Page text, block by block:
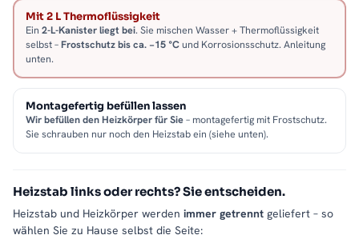
Mit 2 L Thermoflüssigkeit
Ein 2-L-Kanister liegt bei. Sie mischen Wasser + Thermoflüssigkeit
selbst –Frostschutz bis ca. −15 °Cund Korrosionsschutz. Anleitung
unten.
Montagefertig befüllen lassen
Wir befüllen den Heizkörper für Sie– montagefertig mit Frostschutz.
Sie schrauben nur noch den Heizstab ein (siehe unten).
Heizstab links oder rechts? Sie entscheiden.
Heizstab und Heizkörper werden immer getrennt geliefert – so
wählen Sie zu Hause selbst die Seite: